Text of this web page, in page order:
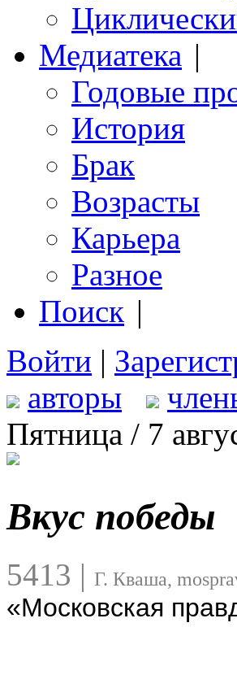
Медиатека |
Годовые
История
Брак
Возрасты
Карьера
Разное
Поиск |
Войти |
авторы
Пятница / 7
Вкус победы
5413 | Г. Кваша,
«Московская